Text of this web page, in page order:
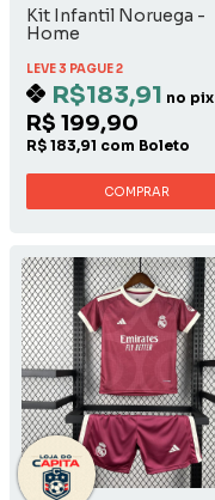
Kit Infantil Noruega -
Home
LEVE 3 PAGUE 2
R$183,91 no pix
R$ 199,90
R$ 183,91 com Boleto
COMPRAR